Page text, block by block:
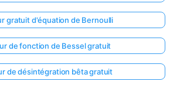
gratuit d'équation de Bernoulli
de fonction de Bessel gratuit
de désintégration bêta gratuit